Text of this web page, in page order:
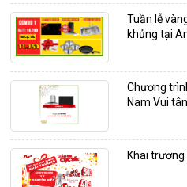
Tuần lễ
khủng tại
Chương
Nam Vui
Khai trương